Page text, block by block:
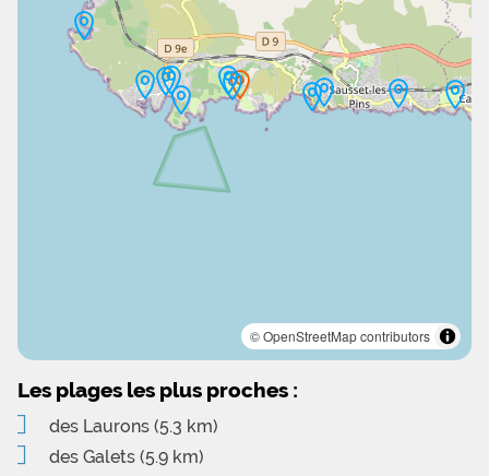
© OpenStreetMap contributors
Les plages les plus proches :
des Laurons (5.3 km)
des Galets (5.9 km)